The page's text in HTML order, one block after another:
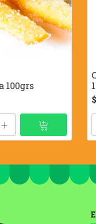
100grs
+